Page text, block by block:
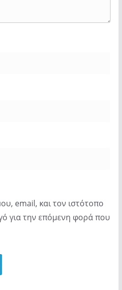
email, και τον ιστότοπο
για την επόμενη φορά που